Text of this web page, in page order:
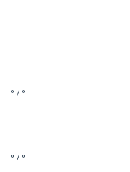
° / °
° / °